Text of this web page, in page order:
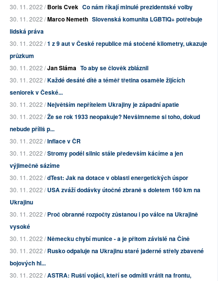
30. 11. 2022 /Boris Cvek Co nám říkají minulé prezidentské volby
30. 11. 2022 /Marco Nemeth Slovenská komunita LGBTIQ+ potřebuje
lidská práva
30. 11. 2022 /1 z 9 aut v České republice má stočené kilometry, ukazuje
průzkum
30. 11. 2022 /Jan Sláma To aby se člověk zbláznil
30. 11. 2022 /Každé desáté dítě a téměř třetina osaměle žijících
seniorek v České...
30. 11. 2022 /Největším nepřítelem Ukrajiny je západní apatie
30. 11. 2022 /Že se rok 1933 neopakuje? Nevšimneme si toho, dokud
nebude příliš p...
30. 11. 2022 /Inflace v ČR
30. 11. 2022 /Stromy podél silnic stále především kácíme a jen
výjimečně sázíme
30. 11. 2022 /dTest: Jak na dotace v oblasti energetických úspor
30. 11. 2022 /USA zváží dodávky útočné zbraně s doletem 160 km na
Ukrajinu
30. 11. 2022 /Proč obranné rozpočty zůstanou i po válce na Ukrajině
vysoké
30. 11. 2022 /Německu chybí munice - a je přitom závislé na Číně
30. 11. 2022 /Rusko odpaluje na Ukrajinu staré jaderné střely zbavené
bojových hl...
30. 11. 2022 /ASTRA: Ruští vojáci, kteří se odmítli vrátit na frontu,